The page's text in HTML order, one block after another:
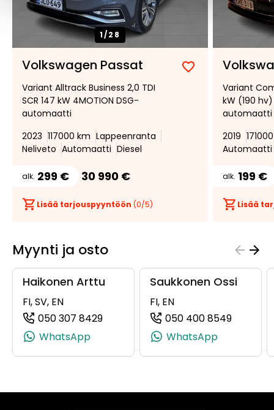
1/28
Volkswagen Passat
Lisää
suosikiksi
Poista
suosikeista
Variant Alltrack Business 2,0 TDI
SCR 147 kW 4MOTION DSG-
automaatti
2023 117000 km Lappeenranta
Neliveto Automaatti Diesel
alk. 299 € 30 990 €
Lisää tarjouspyyntöön (0/5)
Variant
kW (190
automaatti
2019
Automaatti
alk. 199 €
Lisää
Myynti ja osto
Haikonen Arttu
FI, SV, EN
050 307 8429
(+358503078429, 0503078429,
WhatsApp
Saukkonen Ossi
FI, EN
050 400 8549
WhatsApp